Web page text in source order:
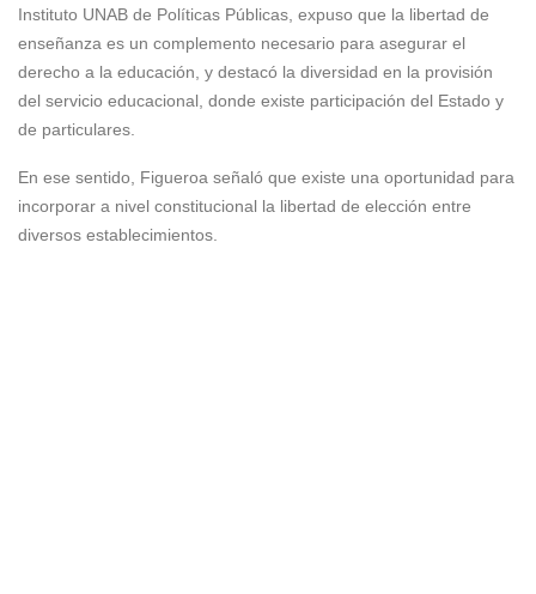
Instituto UNAB de Políticas Públicas, expuso que la libertad de
enseñanza es un complemento necesario para asegurar el
derecho a la educación, y destacó la diversidad en la provisión
del servicio educacional, donde existe participación del Estado y
de particulares.
En ese sentido, Figueroa señaló que existe una oportunidad para
incorporar a nivel constitucional la libertad de elección entre
diversos establecimientos.